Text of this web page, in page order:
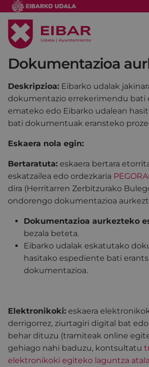
Dokumentazioa
Deskripzioa: Eibarko udalak
dokumentazio errekerimendu bati
emateko edo Eibarko udalean
bati dokumentuak eransteko
Eskaera nola egin:
Bertaratuta: eskaera bertara
eskatzailea edo ordezkaria PEGORA
dira (Herritarren Zerbitzurako
ondorengo dokumentazioa
Dokumentazioa aurkezteko
bezala beteta.
Eibarko udalak eskatutako
hasitako espediente bati
dokumentazioa.
Elektronikoki: eskaera
derrigorrez, ziurtagiri digital bat
behar dituzu (tramiteak online
gehiago nahi baduzu, kontsultatu
elektronikoki egiteko laguntza atala